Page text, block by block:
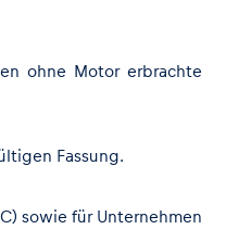
ohne Motor erbrachte
Fassung.
sowie für Unternehmen